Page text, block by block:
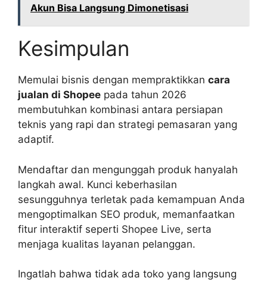
Akun Bisa Langsung Dimonetisasi
Kesimpulan
Memulai bisnis dengan mempraktikkan cara
jualan di Shopee pada tahun 2026
membutuhkan kombinasi antara persiapan
teknis yang rapi dan strategi pemasaran yang
adaptif.
Mendaftar dan mengunggah produk hanyalah
langkah awal. Kunci keberhasilan
sesungguhnya terletak pada kemampuan Anda
mengoptimalkan SEO produk, memanfaatkan
fitur interaktif seperti Shopee Live, serta
menjaga kualitas layanan pelanggan.
Ingatlah bahwa tidak ada toko yang langsung